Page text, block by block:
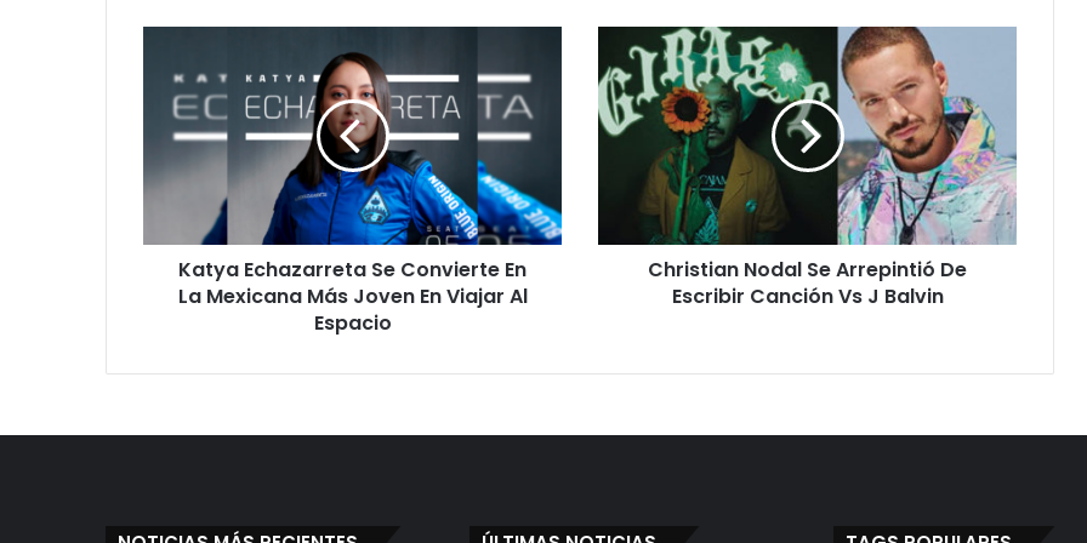
Convierte
Mexicana
Joven
Viajar
Katya Echazarreta Se Convierte En
La Mexicana Más Joven En Viajar Al
Espacio
Christian
Nodal
Se
Arrepintió
De
Escribir
J
Christian Nodal Se Arrepintió De
Escribir Canción Vs J Balvin